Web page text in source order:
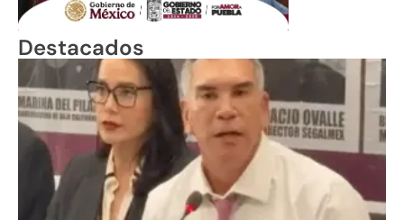
Destacados